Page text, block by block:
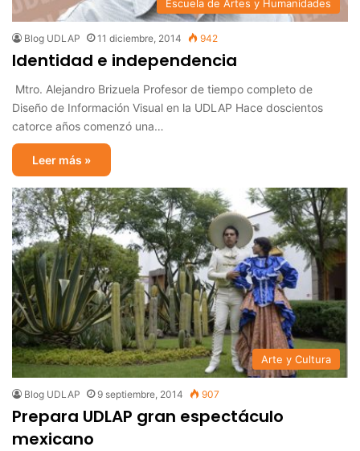
Escuela de Artes y Humanidades
Blog UDLAP 11 diciembre, 2014 942
Identidad e independencia
Mtro. Alejandro Brizuela Profesor de tiempo completo de
Diseño de Información Visual en la UDLAP Hace doscientos
catorce años comenzó una…
Leer más »
Arte y Cultura
Blog UDLAP 9 septiembre, 2014 907
Prepara UDLAP gran espectáculo
mexicano